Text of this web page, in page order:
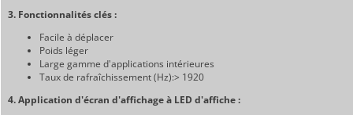
3. Fonctionnalités clés :
Facile à déplacer
Poids léger
Large gamme d'applications intérieures
Taux de rafraîchissement (Hz):> 1920
4. Application d'écran d'affichage à LED d'affiche :